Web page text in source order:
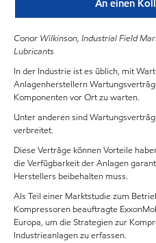
An einen
Conor Wilkinson, Industrial Field
Lubricants
In der Industrie ist es üblich, mit
Anlagenherstellern
Komponenten vor Ort zu warten.
Unter anderen sind
verbreitet.
Diese Verträge können Vorteile
die Verfügbarkeit der Anlagen
Herstellers beibehalten muss.
Als Teil einer Marktstudie zum
Kompressoren beauftragte
Europa, um die Strategien zur
Industrieanlagen zu erfassen.